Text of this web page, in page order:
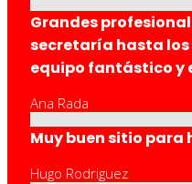
Grandes
secretaría hasta los
equipo fantástico y
Ana Rada
Muy buen sitio para
Hugo Rodriguez